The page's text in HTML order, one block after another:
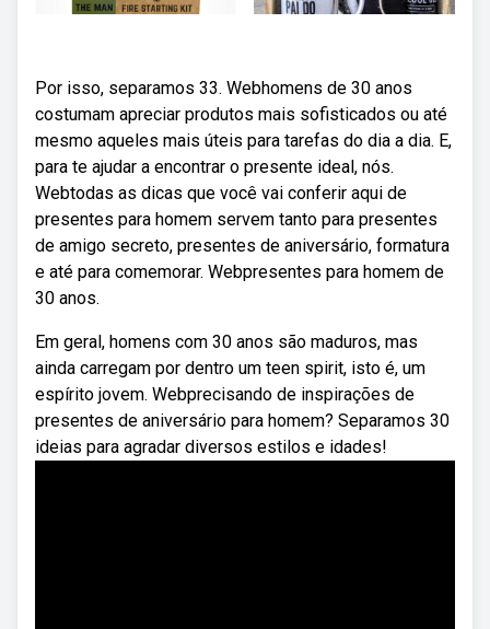
Por isso, separamos 33. Webhomens de 30 anos
costumam apreciar produtos mais sofisticados ou até
mesmo aqueles mais úteis para tarefas do dia a dia. E,
para te ajudar a encontrar o presente ideal, nós.
Webtodas as dicas que você vai conferir aqui de
presentes para homem servem tanto para presentes
de amigo secreto, presentes de aniversário, formatura
e até para comemorar. Webpresentes para homem de
30 anos.
Em geral, homens com 30 anos são maduros, mas
ainda carregam por dentro um teen spirit, isto é, um
espírito jovem. Webprecisando de inspirações de
presentes de aniversário para homem? Separamos 30
ideias para agradar diversos estilos e idades!